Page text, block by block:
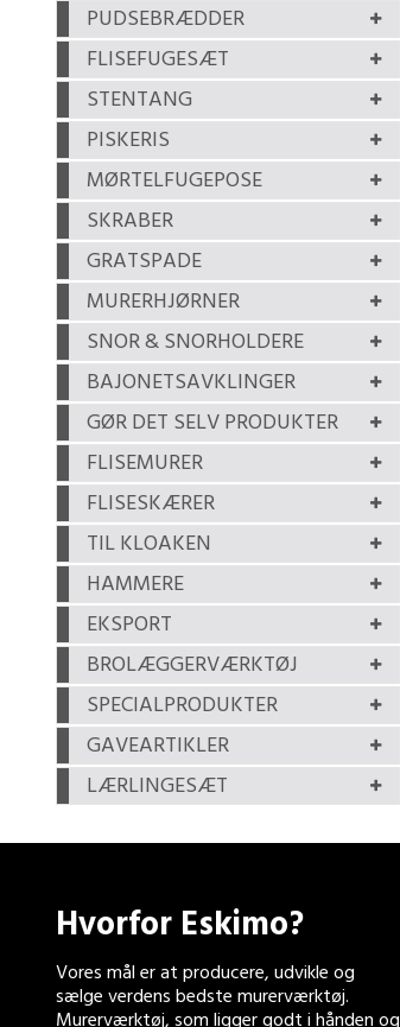
PUDSEBRÆDDER
FLISEFUGESÆT
STENTANG
PISKERIS
MØRTELFUGEPOSE
SKRABER
GRATSPADE
MURERHJØRNER
SNOR & SNORHOLDERE
BAJONETSAVKLINGER
GØR DET SELV PRODUKTER
FLISEMURER
FLISESKÆRER
TIL KLOAKEN
HAMMERE
EKSPORT
BROLÆGGERVÆRKTØJ
SPECIALPRODUKTER
GAVEARTIKLER
LÆRLINGESÆT
Hvorfor Eskimo?
Vores mål er at producere, udvikle og
sælge verdens bedste murerværktøj.
Murerværktøj, som ligger godt i hånden og